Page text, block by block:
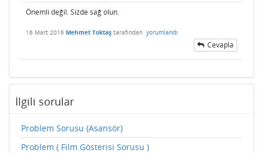
Önemli değil. Sizde sağ olun.
16 Mart 2016 Mehmet Toktaş tarafından yorumlandı
Cevapla
İlgili sorular
Problem Sorusu (Asansör)
Problem ( Film Gösterisi Sorusu )